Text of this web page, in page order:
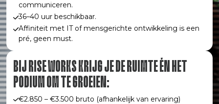
communiceren.
36–40 uur beschikbaar.
Affiniteit met IT of mensgerichte ontwikkeling is een
pré, geen must.
BIJ RISE WORKS KRIJG JE DE RUIMTE ÉN HET
PODIUM OM TE GROEIEN:
€2.850 – €3.500 bruto (afhankelijk van ervaring)